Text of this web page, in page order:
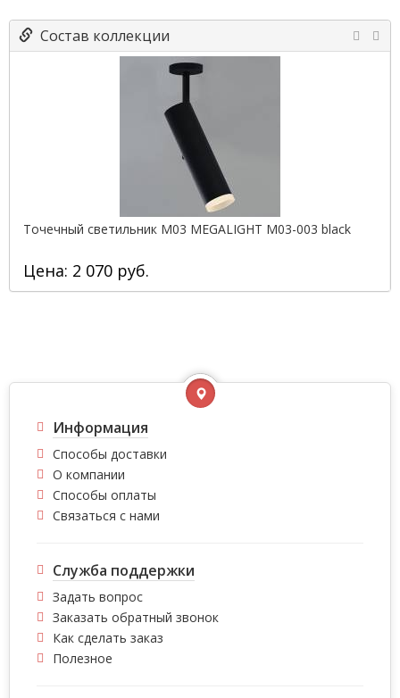
Состав коллекции
Точечный светильник M03 MEGALIGHT M03-003 black
Цена: 2 070 руб.
Информация
Способы доставки
О компании
Способы оплаты
Связаться с нами
Служба поддержки
Задать вопрос
Заказать обратный звонок
Как сделать заказ
Полезное